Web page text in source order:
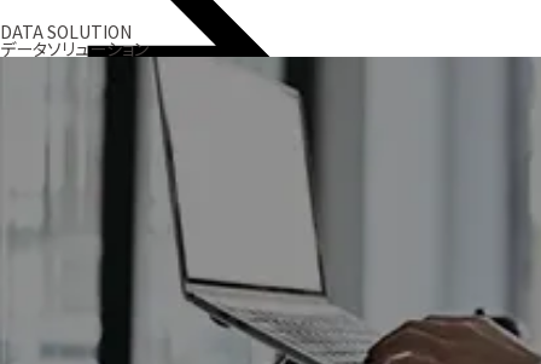
DATA SOLUTION
データソリューション